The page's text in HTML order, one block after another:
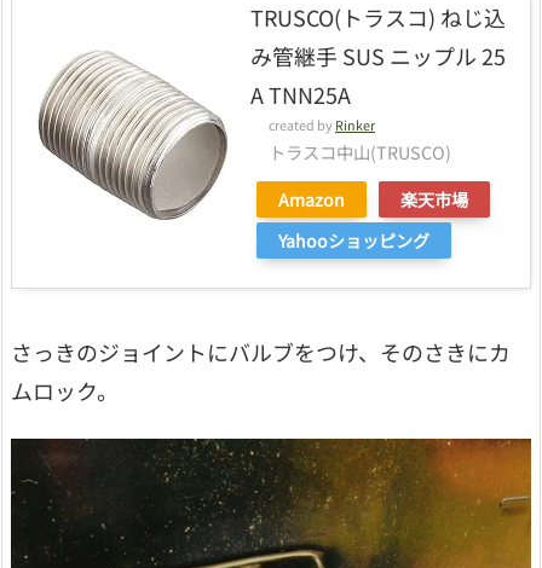
TRUSCO(トラスコ) ねじ込
み管継手 SUS ニップル 25
A TNN25A
created by Rinker
トラスコ中山(TRUSCO)
Amazon
楽天市場
Yahooショッピング
さっきのジョイントにバルブをつけ、そのさきにカ
ムロック。